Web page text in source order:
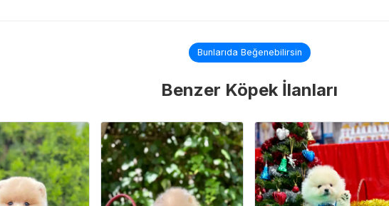
Bunlarıda Beğenebilirsin
Benzer Köpek İlanları